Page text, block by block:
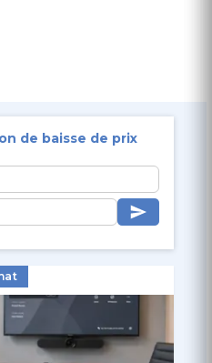
de baisse de prix